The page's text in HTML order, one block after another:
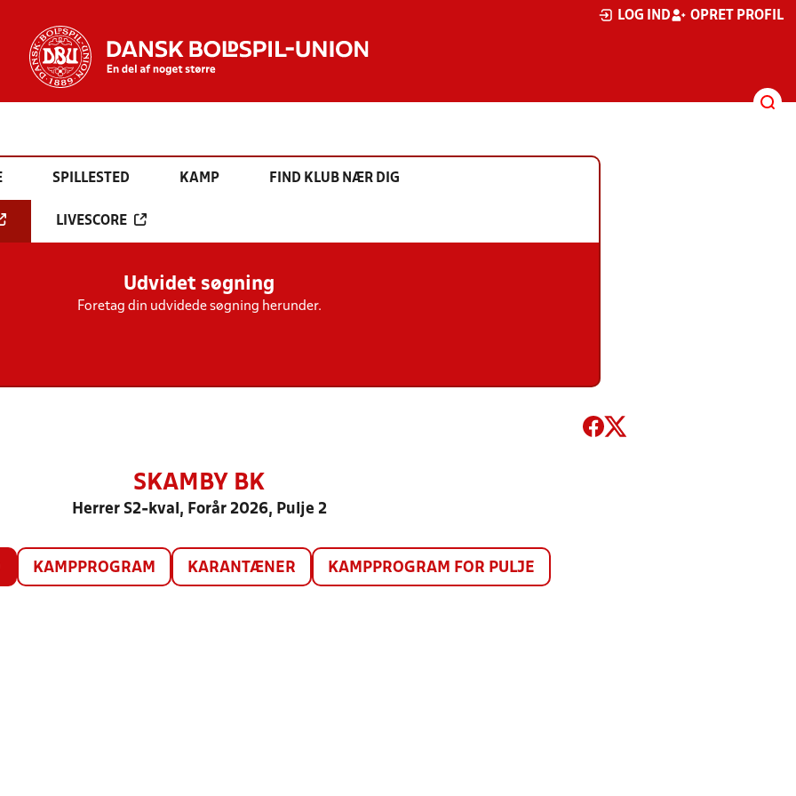
LOG IND OPRET PROFIL
SPILLESTED KAMP FIND KLUB NÆR DIG
LIVESCORE
Udvidet søgning
Foretag din udvidede søgning herunder.
SKAMBY BK
Herrer S2-kval, Forår 2026, Pulje 2
KAMPPROGRAM KARANTÆNER KAMPPROGRAM FOR PULJE